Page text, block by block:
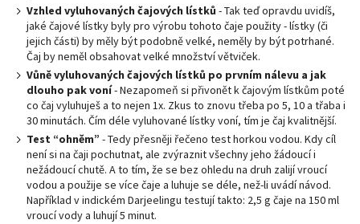
Vzhled vyluhovaných čajových lístků - Tak teď opravdu uvidíš,
jaké čajové lístky byly pro výrobu tohoto čaje použity - lístky (či
jejich části) by měly být podobně velké, neměly by být potrhané.
Čaj by neměl obsahovat velké množství větviček.
Vůně vyluhovaných čajových lístků po prvním nálevu a jak
dlouho pak voní- Nezapomeň si přivonět k čajovým lístkům poté
co čaj vyluhuješ a to nejen 1x. Zkus to znovu třeba po 5, 10 a třaba i
30 minutách. Čím déle vyluhované lístky voní, tím je čaj kvalitnější.
Test “ohněm” - Tedy přesněji řečeno test horkou vodou. Kdy cíl
není si na čaji pochutnat, ale zvýraznit všechny jeho žádoucí i
nežádoucí chutě. A to tím, že se bez ohledu na druh zalijí vroucí
vodou a použije se více čaje a luhuje se déle, než-li uvádí návod.
Například v indickém Darjeelingu testují takto: 2,5 g čaje na 150 ml
vroucí vody a luhují 5 minut.